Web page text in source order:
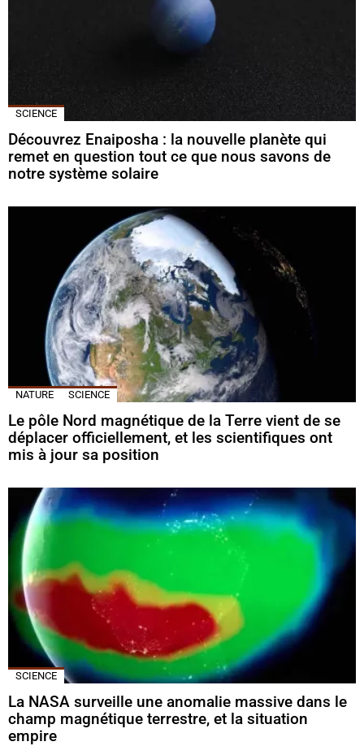
SCIENCE
Découvrez Enaiposha : la nouvelle planète qui
remet en question tout ce que nous savons de
notre système solaire
NATURE SCIENCE
Le pôle Nord magnétique de la Terre vient de se
déplacer officiellement, et les scientifiques ont
mis à jour sa position
SCIENCE
La NASA surveille une anomalie massive dans le
champ magnétique terrestre, et la situation
empire